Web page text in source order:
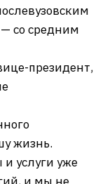
со средним
президент,
жизнь.
услуги уже